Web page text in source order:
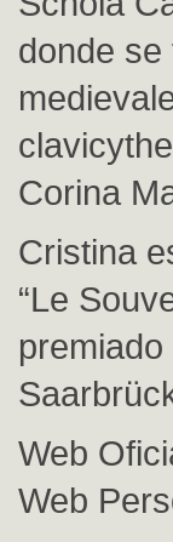
donde
Corina
Cristina
“Le
Web
Web